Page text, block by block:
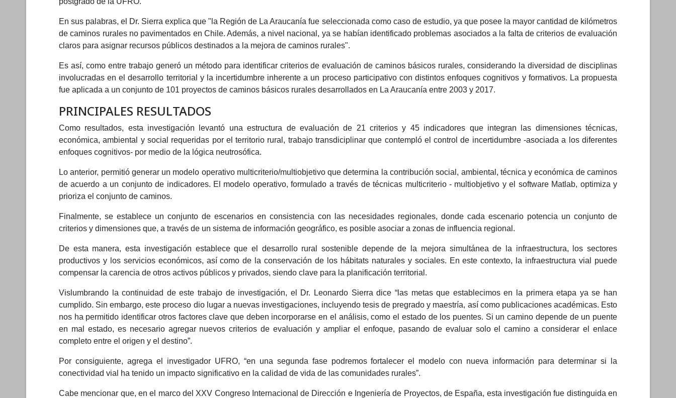
En sus palabras, el Dr. Sierra explica que "la Región de La Araucanía fue seleccionada como caso de estudio, ya que posee la mayor cantidad de kilómetros
de caminos rurales no pavimentados en Chile. Además, a nivel nacional, ya se habían identificado problemas asociados a la falta de criterios de evaluación
claros para asignar recursos públicos destinados a la mejora de caminos rurales".
Es así, como entre trabajo generó un método para identificar criterios de evaluación de caminos básicos rurales, considerando la diversidad de disciplinas
involucradas en el desarrollo territorial y la incertidumbre inherente a un proceso participativo con distintos enfoques cognitivos y formativos. La propuesta
fue aplicada a un conjunto de 101 proyectos de caminos básicos rurales desarrollados en La Araucanía entre 2003 y 2017.
PRINCIPALES RESULTADOS
Como resultados, esta investigación levantó una estructura de evaluación de 21 criterios y 45 indicadores que integran las dimensiones técnicas,
económica, ambiental y social requeridas por el territorio rural, trabajo transdiciplinar que contempló el control de incertidumbre -asociada a los diferentes
enfoques cognitivos- por medio de la lógica neutrosófica.
Lo anterior, permitió generar un modelo operativo multicriterio/multiobjetivo que determina la contribución social, ambiental, técnica y económica de caminos
de acuerdo a un conjunto de indicadores. El modelo operativo, formulado a través de técnicas multicriterio - multiobjetivo y el software Matlab, optimiza y
prioriza el conjunto de caminos.
Finalmente, se establece un conjunto de escenarios en consistencia con las necesidades regionales, donde cada escenario potencia un conjunto de
criterios y dimensiones que, a través de un sistema de información geográfico, es posible asociar a zonas de influencia regional.
De esta manera, esta investigación establece que el desarrollo rural sostenible depende de la mejora simultánea de la infraestructura, los sectores
productivos y los servicios económicos, así como de la conservación de los hábitats naturales y sociales. En este contexto, la infraestructura vial puede
compensar la carencia de otros activos públicos y privados, siendo clave para la planificación territorial.
Vislumbrando la continuidad de este trabajo de investigación, el Dr. Leonardo Sierra dice “las metas que establecimos en la primera etapa ya se han
cumplido. Sin embargo, este proceso dio lugar a nuevas investigaciones, incluyendo tesis de pregrado y maestría, así como publicaciones académicas. Esto
nos ha permitido identificar otros factores clave que deben incorporarse en el análisis, como el estado de los puentes. Si un camino depende de un puente
en mal estado, es necesario agregar nuevos criterios de evaluación y ampliar el enfoque, pasando de evaluar solo el camino a considerar el enlace
completo entre el origen y el destino”.
Por consiguiente, agrega el investigador UFRO, “en una segunda fase podremos fortalecer el modelo con nueva información para determinar si la
conectividad vial ha tenido un impacto significativo en la calidad de vida de las comunidades rurales”.
Cabe mencionar que, en el marco del XXV Congreso Internacional de Dirección e Ingeniería de Proyectos, de España, esta investigación fue distinguida en